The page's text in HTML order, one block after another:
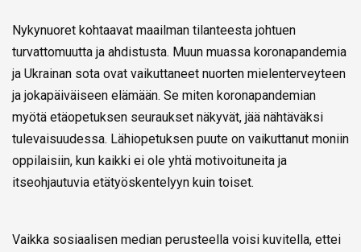
Nykynuoret kohtaavat maailman tilanteesta johtuen
turvattomuutta ja ahdistusta. Muun muassa koronapandemia
ja Ukrainan sota ovat vaikuttaneet nuorten mielenterveyteen
ja jokapäiväiseen elämään. Se miten koronapandemian
myötä etäopetuksen seuraukset näkyvät, jää nähtäväksi
tulevaisuudessa. Lähiopetuksen puute on vaikuttanut moniin
oppilaisiin, kun kaikki ei ole yhtä motivoituneita ja
itseohjautuvia etätyöskentelyyn kuin toiset.
Vaikka sosiaalisen median perusteella voisi kuvitella, ettei